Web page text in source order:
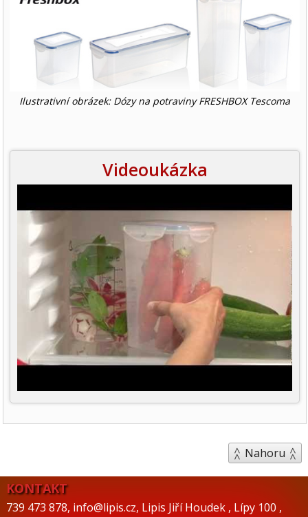
Ilustrativní obrázek: Dózy na potraviny FRESHBOX Tescoma
Videoukázka
Nahoru
KONTAKT
739 473 878, info@lipis.cz, Lipis Jiří Houdek , Lípy 100 ,